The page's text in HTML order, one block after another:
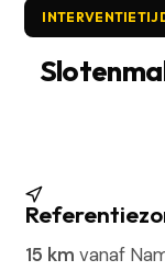
15 km vanaf